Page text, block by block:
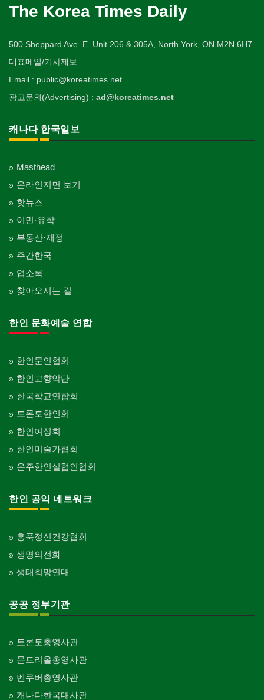
The Korea Times Daily
500 Sheppard Ave. E. Unit 206 & 305A, North York, ON M2N 6H7
대표메일/기사제보
Email : public@koreatimes.net
광고문의(Advertising) : ad@koreatimes.net
캐나다 한국일보
Masthead
온라인지면 보기
핫뉴스
이민·유학
부동산·재정
주간한국
업소록
찾아오시는 길
한인 문화예술 연합
한인문인협회
한인교향악단
한국학교연합회
토론토한인회
한인여성회
한인미술가협회
온주한인실협인협회
한인 공익 네트워크
홍푹정신건강협회
생명의전화
생태희망연대
공공 정부기관
토론토총영사관
몬트리올총영사관
벤쿠버총영사관
캐나다한국대사관